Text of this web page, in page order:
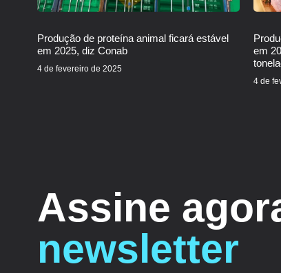
Produção de proteína animal ficará estável
em 2025, diz Conab
4 de fevereiro de 2025
em
4 de
Assine
newsletter